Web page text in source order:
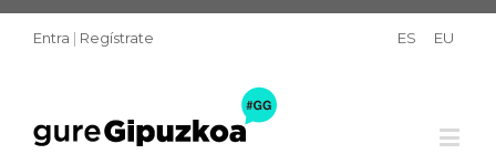
Entra | Regístrate ES EU